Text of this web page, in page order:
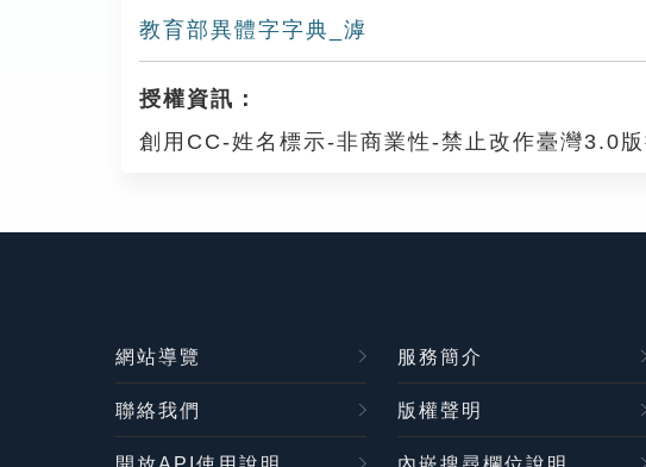
教育部異體字字典_滹
授權資訊：
創用CC-姓名標示-非商業性-禁止改作臺灣3.0
網站導覽 服務簡介
聯絡我們 版權聲明